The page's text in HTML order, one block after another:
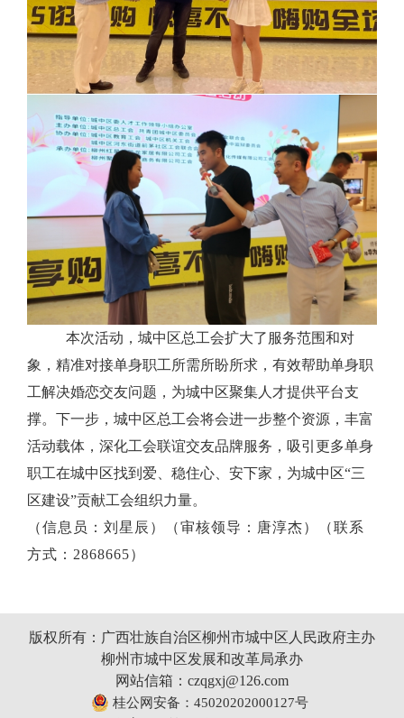
本次活动，城中区总工会扩大了服务范围和对
象，精准对接单身职工所需所盼所求，有效帮助单身职
工解决婚恋交友问题，为城中区聚集人才提供平台支
撑。下一步，城中区总工会将会进一步整个资源，丰富
活动载体，深化工会联谊交友品牌服务，吸引更多单身
职工在城中区找到爱、稳住心、安下家，为城中区“三
区建设”贡献工会组织力量。
（信息员：刘星辰）（审核领导：唐淳杰）（联系
方式： 2868665）
版权所有：广西壮族自治区柳州市城中区人民政府主办
柳州市城中区发展和改革局承办
网站信箱：czqgxj@126.com
桂公网安备：45020202000127号